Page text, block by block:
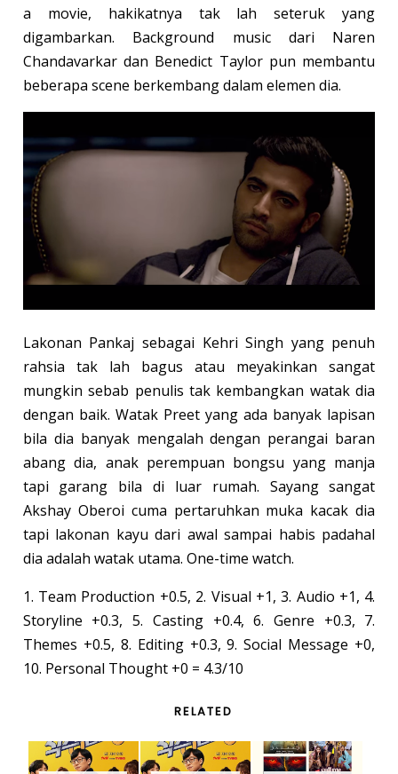
a movie, hakikatnya tak lah seteruk yang
digambarkan. Background music dari Naren
Chandavarkar dan Benedict Taylor pun membantu
beberapa scene berkembang dalam elemen dia.
Lakonan Pankaj sebagai Kehri Singh yang penuh
rahsia tak lah bagus atau meyakinkan sangat
mungkin sebab penulis tak kembangkan watak dia
dengan baik. Watak Preet yang ada banyak lapisan
bila dia banyak mengalah dengan perangai baran
abang dia, anak perempuan bongsu yang manja
tapi garang bila di luar rumah. Sayang sangat
Akshay Oberoi cuma pertaruhkan muka kacak dia
tapi lakonan kayu dari awal sampai habis padahal
dia adalah watak utama. One-time watch.
1. Team Production +0.5, 2. Visual +1, 3. Audio +1, 4.
Storyline +0.3, 5. Casting +0.4, 6. Genre +0.3, 7.
Themes +0.5, 8. Editing +0.3, 9. Social Message +0,
10. Personal Thought +0 = 4.3/10
RELATED